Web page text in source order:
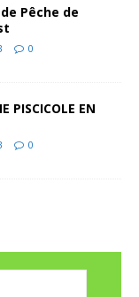
Pêche de
0
PISCICOLE EN
0